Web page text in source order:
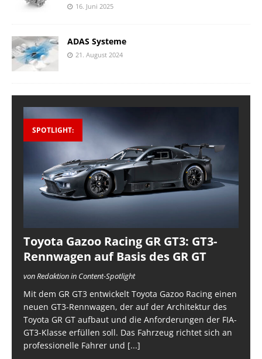
16. Juni 2025
ADAS Systeme
21. August 2024
SPOTLIGHT:
Toyota Gazoo Racing GR GT3: GT3-
Rennwagen auf Basis des GR GT
von Redaktion in Content-Spotlight
Mit dem GR GT3 entwickelt Toyota Gazoo Racing einen
neuen GT3-Rennwagen, der auf der Architektur des
Toyota GR GT aufbaut und die Anforderungen der FIA-
GT3-Klasse erfüllen soll. Das Fahrzeug richtet sich an
professionelle Fahrer und [...]